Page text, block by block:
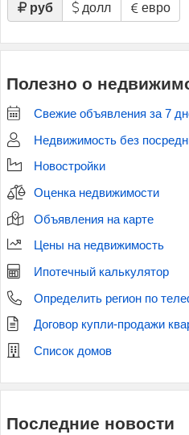
руб долл евро
Полезно о
Свежие объявления за 7
Недвижимость без
Новостройки
Оценка недвижимости
Объявления на карте
Цены на недвижимость
Ипотечный калькулятор
Определить регион по
Договор купли-продажи
Список домов
Последние новости